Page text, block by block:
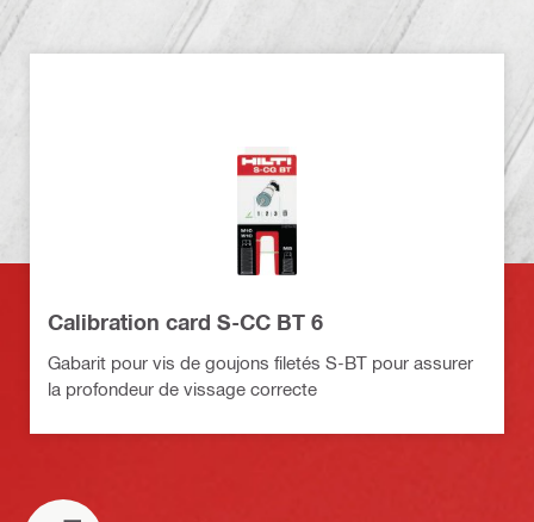
Calibration card S-CC BT 6
Gabarit pour vis de goujons filetés S-BT pour assurer
la profondeur de vissage correcte